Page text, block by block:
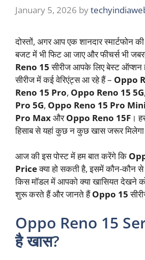
January 5, 2026 by
दोस्तों, अगर आप एक शानदार स्मार्टफोन
बजट में भी फिट आ जाए और फीचर्स भी
Reno 15सीरीज आपके लिए बेस्ट ऑप्शन
सीरीज में कई वेरिएंट्स आ रहे हैं – Oppo
Reno 15 Pro, Oppo Reno 15 5G,
Pro 5G, Oppo Reno 15 Pro Mini
Pro MaxऔरOppo Reno 15F ।
हिसाब से यहां कुछ न कुछ खास जरूर
आज की इस पोस्ट में हम बात करेंगे कि
Priceक्या हो सकती है, इसमें कौन-कौन
किस मॉडल में आपको क्या खासियत देखने
शुरू करते हैं और जानते हैंOppo 15
Oppo Reno 15
है खास?